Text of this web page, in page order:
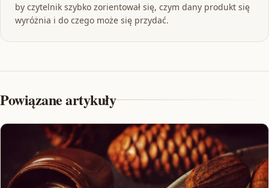
by czytelnik szybko zorientował się, czym dany produkt się
wyróżnia i do czego może się przydać.
Powiązane artykuły